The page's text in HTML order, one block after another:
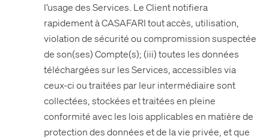
l’usage des Services. Le Client notifiera
rapidement à CASAFARI tout accès, utilisation,
violation de sécurité ou compromission suspectée
de son(ses) Compte(s); (iii) toutes les données
téléchargées sur les Services, accessibles via
ceux-ci ou traitées par leur intermédiaire sont
collectées, stockées et traitées en pleine
conformité avec les lois applicables en matière de
protection des données et de la vie privée, et que